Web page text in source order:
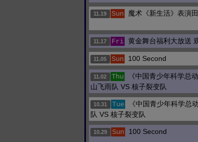
11.19 Sun 魔术《新生活》表演
11.17 Fri 黄金舞台福利大放送
11.05 Sun 100 Second
11.02 Thu
《中国青少年科学总
山飞雨队 VS 核子裂变队
10.31 Tue
《中国青少年科学总
队 VS 核子裂变队
10.29 Sun 100 Second